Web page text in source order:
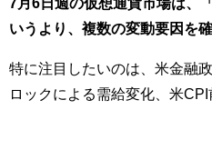
いうより、複数の変動要因を
特に注目したいのは、米金融
ロックによる需給変化、米CPI